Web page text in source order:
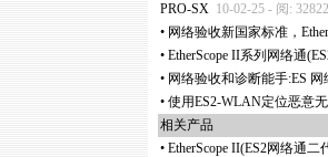
PRO-SX 10-02-25 - 阅:
• 网络验收新国家标准，
• EtherScope II系列网络通
• 网络验收和诊断能手:ES
• 使用ES2-WLAN定位恶意
相关产品
• EtherScope II(ES2网络通